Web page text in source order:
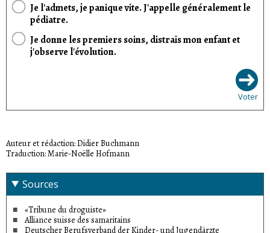
Je l'admets, je panique vite. J'appelle généralement le
pédiatre.
Je donne les premiers soins, distrais mon enfant et
j'observe l'évolution.
Voter
Auteur et rédaction: Didier Buchmann
Traduction: Marie-Noëlle Hofmann
Sources
«Tribune du droguiste»
Alliance suisse des samaritains
Deutscher Berufsverband der Kinder- und Jugendärzte